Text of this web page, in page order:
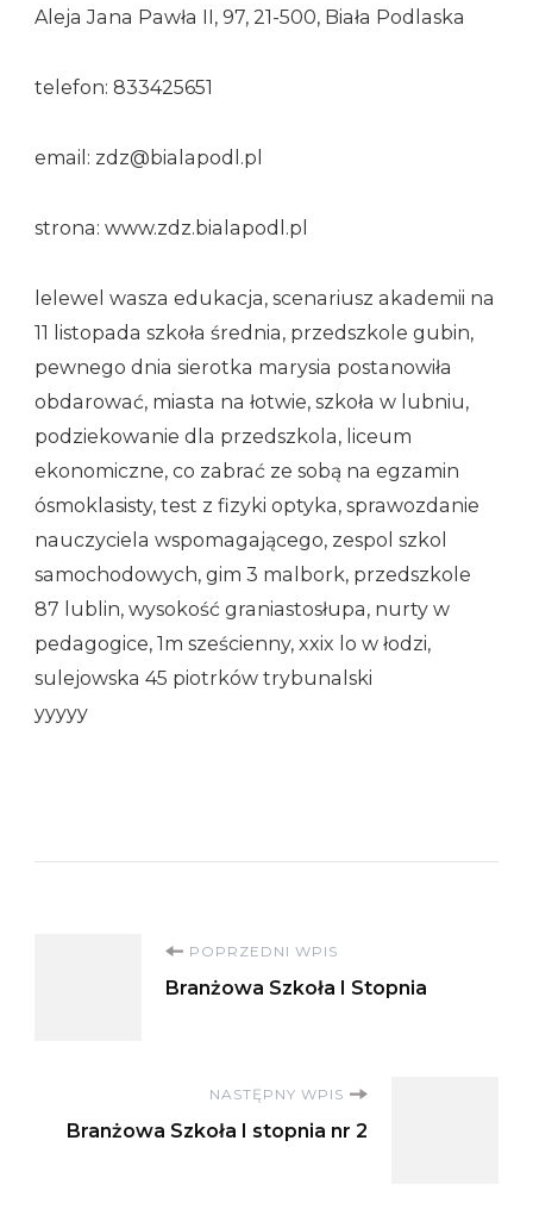
Aleja Jana Pawła II, 97, 21-500, Biała Podlaska
telefon: 833425651
email: zdz@bialapodl.pl
strona: www.zdz.bialapodl.pl
lelewel wasza edukacja, scenariusz akademii na
11 listopada szkoła średnia, przedszkole gubin,
pewnego dnia sierotka marysia postanowiła
obdarować, miasta na łotwie, szkoła w lubniu,
podziekowanie dla przedszkola, liceum
ekonomiczne, co zabrać ze sobą na egzamin
ósmoklasisty, test z fizyki optyka, sprawozdanie
nauczyciela wspomagającego, zespol szkol
samochodowych, gim 3 malbork, przedszkole
87 lublin, wysokość graniastosłupa, nurty w
pedagogice, 1m sześcienny, xxix lo w łodzi,
sulejowska 45 piotrków trybunalski
yyyyy
Nawigacja
POPRZEDNI WPIS
Branżowa Szkoła I Stopnia
NASTĘPNY WPIS
Branżowa Szkoła I stopnia nr 2